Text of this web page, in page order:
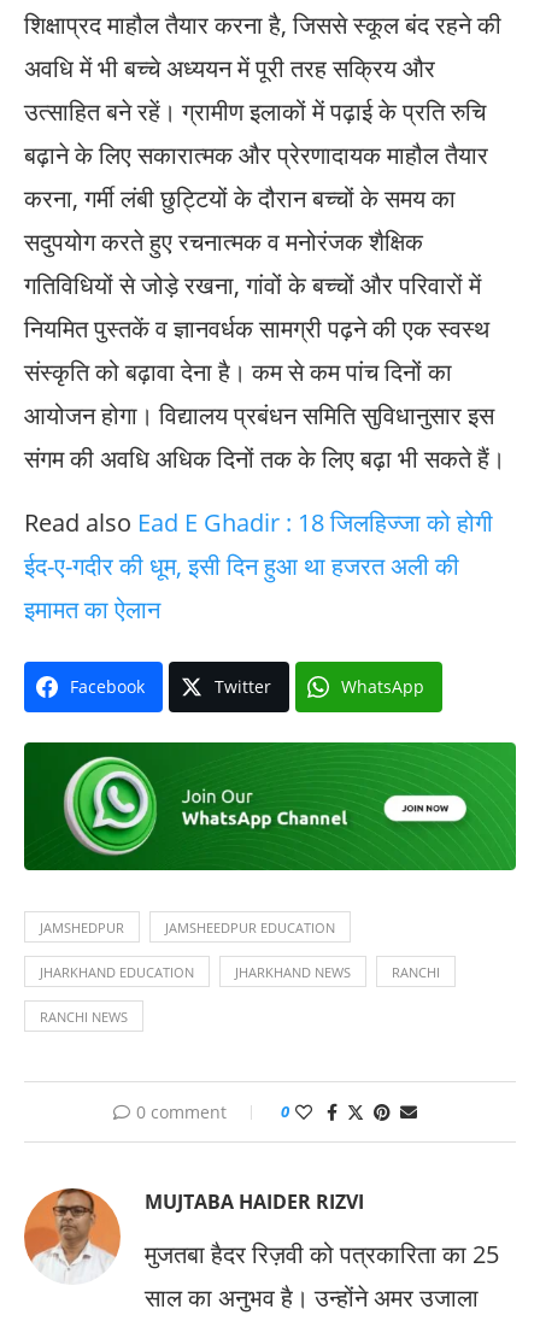
शिक्षाप्रद माहौल तैयार करना है, जिससे स्कूल बंद रहने की
अवधि में भी बच्चे अध्ययन में पूरी तरह सक्रिय और
उत्साहित बने रहें। ग्रामीण इलाकों में पढ़ाई के प्रति रुचि
बढ़ाने के लिए सकारात्मक और प्रेरणादायक माहौल तैयार
करना, गर्मी लंबी छुट्टियों के दौरान बच्चों के समय का
सदुपयोग करते हुए रचनात्मक व मनोरंजक शैक्षिक
गतिविधियों से जोड़े रखना, गांवों के बच्चों और परिवारों में
नियमित पुस्तकें व ज्ञानवर्धक सामग्री पढ़ने की एक स्वस्थ
संस्कृति को बढ़ावा देना है। कम से कम पांच दिनों का
आयोजन होगा। विद्यालय प्रबंधन समिति सुविधानुसार इस
संगम की अवधि अधिक दिनों तक के लिए बढ़ा भी सकते हैं।
Read also Ead E Ghadir : 18 जिलहिज्जा को होगी
ईद-ए-गदीर की धूम, इसी दिन हुआ था हजरत अली की
इमामत का ऐलान
Facebook Twitter WhatsApp
JAMSHEDPUR JAMSHEEDPUR EDUCATION
JHARKHAND EDUCATION JHARKHAND NEWS RANCHI
RANCHI NEWS
0 comment 0
MUJTABA HAIDER RIZVI
मुजतबा हैदर रिज़वी को पत्रकारिता का 25
साल का अनुभव है। उन्होंने अमर उजाला